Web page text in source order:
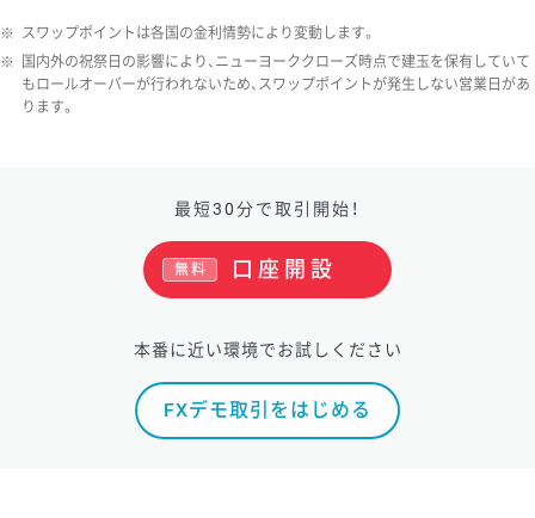
※ スワップポイントは各国の金利情勢により変動します。
※
国内外の祝祭日の影響により、ニューヨーククローズ時点で建玉を保有していて
もロールオーバーが行われないため、スワップポイントが発生しない営業日があ
ります。
最短30分で取引開始！
口座開設
無料
本番に近い環境でお試しください
FXデモ取引をはじめる